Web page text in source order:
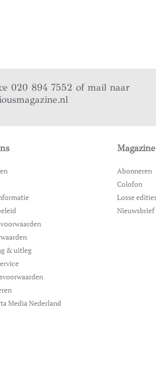
020 894 7552 of mail naar
& uitleg
Media Nederland
Magazine
Abonneren
Colofon
Losse
Nieuwsbrief